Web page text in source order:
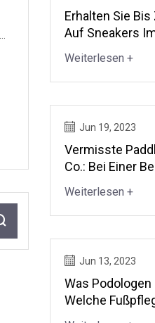
Erhalten Sie Bis
Auf Sneakers
Weiterlesen +
Jun 19, 2023
Vermisste
Co.: Bei Einer
Schwimmweste
Weiterlesen +
Jun 13, 2023
Was Podologen
Welche